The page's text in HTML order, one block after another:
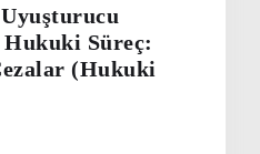
Hukuki Süreç:
(Hukuki